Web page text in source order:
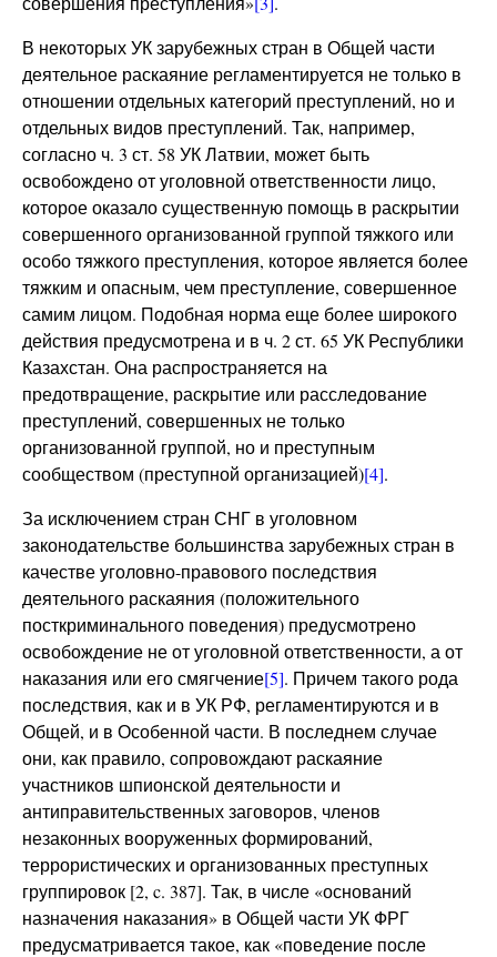
В некоторых УК зарубежных стран в Общей части
деятельное раскаяние регламентируется не только в
отношении отдельных категорий преступлений, но и
отдельных видов преступлений. Так, например,
согласно ч. 3 ст. 58 УК Латвии, может быть
освобождено от уголовной ответственности лицо,
которое оказало существенную помощь в раскрытии
совершенного организованной группой тяжкого или
особо тяжкого преступления, которое является более
тяжким и опасным, чем преступление, совершенное
самим лицом. Подобная норма еще более широкого
действия предусмотрена и в ч. 2 ст. 65 УК Республики
Казахстан. Она распространяется на
предотвращение, раскрытие или расследование
преступлений, совершенных не только
организованной группой, но и преступным
сообществом (преступной организацией)[4].
За исключением стран СНГ в уголовном
законодательстве большинства зарубежных стран в
качестве уголовно-правового последствия
деятельного раскаяния (положительного
посткриминального поведения) предусмотрено
освобождение не от уголовной ответственности, а от
наказания или его смягчение[5]. Причем такого рода
последствия, как и в УК РФ, регламентируются и в
Общей, и в Особенной части. В последнем случае
они, как правило, сопровождают раскаяние
участников шпионской деятельности и
антиправительственных заговоров, членов
незаконных вооруженных формирований,
террористических и организованных преступных
группировок [2, c. 387]. Так, в числе «оснований
назначения наказания» в Общей части УК ФРГ
предусматривается такое, как «поведение после